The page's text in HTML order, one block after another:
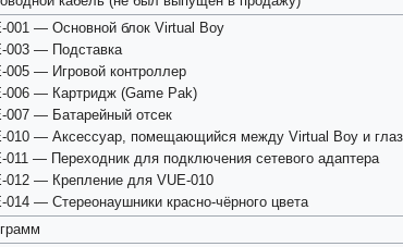
001 — Основной блок Virtual Boy
003 — Подставка
005 — Игровой контроллер
006 — Картридж (Game Pak)
007 — Батарейный отсек
010 — Аксессуар, помещающийся между Virtual Boy и
011 — Переходник для подключения сетевого адаптера
012 — Крепление для VUE-010
014 — Стереонаушники красно-чёрного цвета